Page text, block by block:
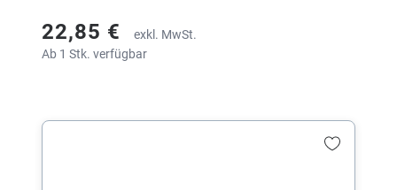
22,85 €
exkl. MwSt.
Ab 1 Stk. verfügbar